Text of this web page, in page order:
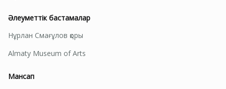
Әлеуметтік бастамалар
Нұрлан Смағұлов қоры
Almaty Museum of Arts
Мансап